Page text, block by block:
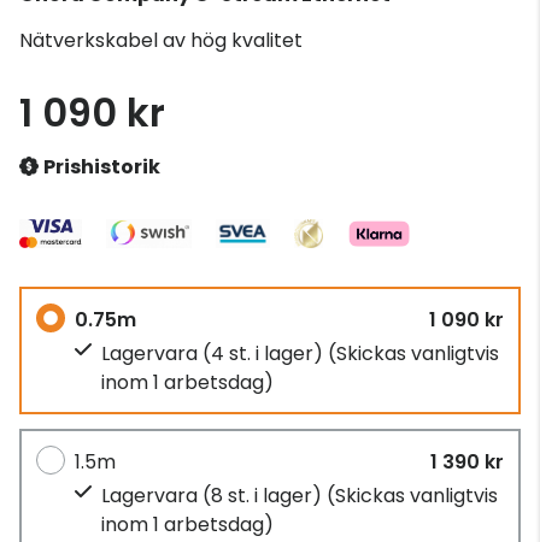
Nätverkskabel av hög kvalitet
1 090 kr
Prishistorik
0.75m
1 090 kr
Lagervara (4 st. i lager) (Skickas vanligtvis
inom 1 arbetsdag)
1.5m
1 390 kr
Lagervara (8 st. i lager) (Skickas vanligtvis
inom 1 arbetsdag)